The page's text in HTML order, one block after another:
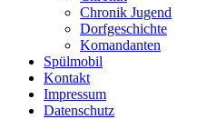
Chronik Jugend
Dorfgeschichte
Komandanten
Spülmobil
Kontakt
Impressum
Datenschutz